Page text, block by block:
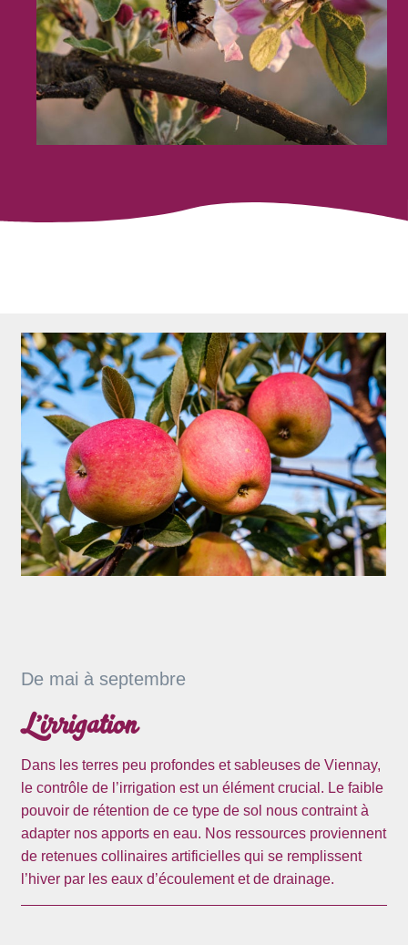
De mai à septembre
L’irrigation
Dans les terres peu profondes et sableuses de Viennay,
le contrôle de l’irrigation est un élément crucial. Le faible
pouvoir de rétention de ce type de sol nous contraint à
adapter nos apports en eau. Nos ressources proviennent
de retenues collinaires artificielles qui se remplissent
l’hiver par les eaux d’écoulement et de drainage.